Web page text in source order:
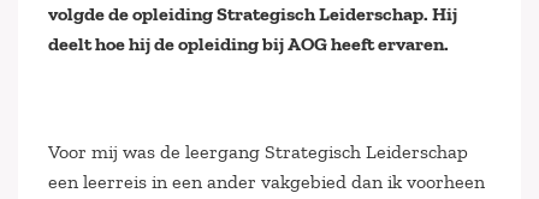
volgde de opleiding Strategisch Leiderschap. Hij
deelt hoe hij de opleiding bij AOG heeft ervaren.
Voor mij was de leergang Strategisch Leiderschap
een leerreis in een ander vakgebied dan ik voorheen